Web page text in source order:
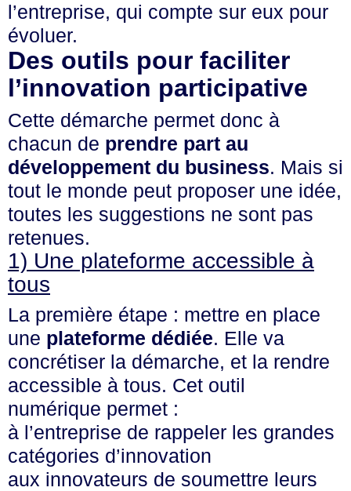
l’entreprise, qui compte sur eux pour
évoluer.
Des outils pour faciliter
l’innovation participative
Cette démarche permet donc à
chacun de prendre part au
développement du business. Mais si
tout le monde peut proposer une idée,
toutes les suggestions ne sont pas
retenues.
1) Une plateforme accessible à
tous
La première étape : mettre en place
une plateforme dédiée. Elle va
concrétiser la démarche, et la rendre
accessible à tous. Cet outil
numérique permet :
à l’entreprise de rappeler les grandes
catégories d’innovation
aux innovateurs de soumettre leurs